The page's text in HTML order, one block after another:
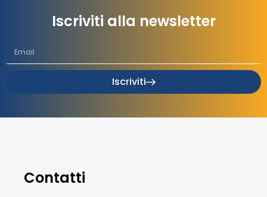
Iscriviti alla newsletter
Iscriviti
Contatti